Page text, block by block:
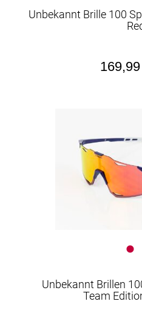
Unbekannt Brille 100
Unbekannt Brillen
Team